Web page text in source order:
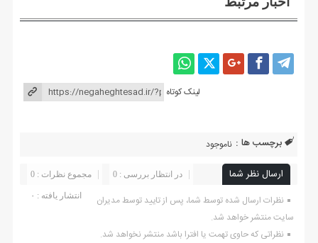
لینک کوتاه
برچسب ها : ناموجود
ارسال نظر شما مجموع نظرات : 0 در انتظار بررسی : 0
انتشار یافته : ۰
نظرات ارسال شده توسط شما، پس از تایید توسط مدیران
سایت منتشر خواهد شد.
نظراتی که حاوی تهمت یا افترا باشد منتشر نخواهد شد.